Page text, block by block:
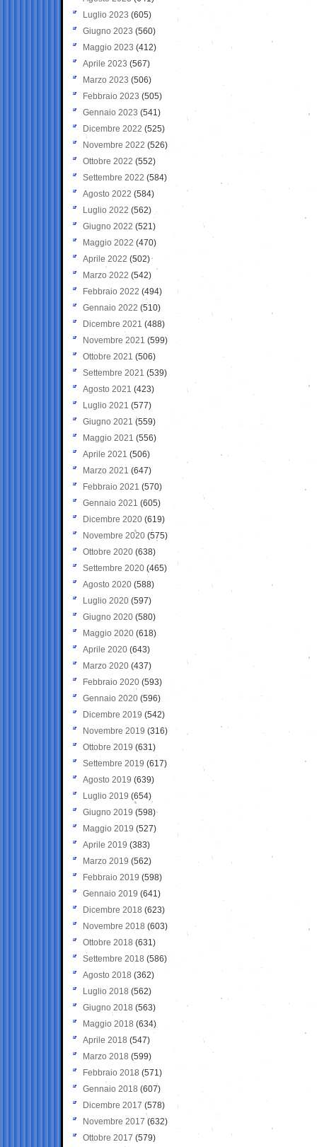
Luglio 2023 (605)
Giugno 2023 (560)
Maggio 2023 (412)
Aprile 2023 (567)
Marzo 2023 (506)
Febbraio 2023 (505)
Gennaio 2023 (541)
Dicembre 2022 (525)
Novembre 2022 (526)
Ottobre 2022 (552)
Settembre 2022 (584)
Agosto 2022 (584)
Luglio 2022 (562)
Giugno 2022 (521)
Maggio 2022 (470)
Aprile 2022 (502)
Marzo 2022 (542)
Febbraio 2022 (494)
Gennaio 2022 (510)
Dicembre 2021 (488)
Novembre 2021 (599)
Ottobre 2021 (506)
Settembre 2021 (539)
Agosto 2021 (423)
Luglio 2021 (577)
Giugno 2021(559)
Maggio 2021 (556)
Aprile 2021 (506)
Marzo 2021 (647)
Febbraio 2021 (570)
Gennaio 2021 (605)
Dicembre 2020 (619)
Novembre 2020 (575)
Ottobre 2020 (638)
Settembre 2020(465)
Agosto 2020 (588)
Luglio 2020 (597)
Giugno 2020 (580)
Maggio 2020 (618)
Aprile 2020 (643)
Marzo 2020 (437)
Febbraio 2020 (593)
Gennaio 2020 (596)
Dicembre 2019 (542)
Novembre 2019 (316)
Ottobre 2019 (631)
Settembre 2019 (617)
Agosto 2019 (639)
Luglio 2019 (654)
Giugno 2019 (598)
Maggio 2019 (527)
Aprile 2019 (383)
Marzo 2019 (562)
Febbraio 2019 (598)
Gennaio 2019 (641)
Dicembre 2018 (623)
Novembre 2018 (603)
Ottobre 2018 (631)
Settembre 2018 (586)
Agosto 2018 (362)
Luglio 2018 (562)
Giugno 2018 (563)
Maggio 2018 (634)
Aprile 2018 (547)
Marzo 2018 (599)
Febbraio 2018 (571)
Gennaio 2018 (607)
Dicembre 2017 (578)
Novembre 2017 (632)
Ottobre 2017 (579)